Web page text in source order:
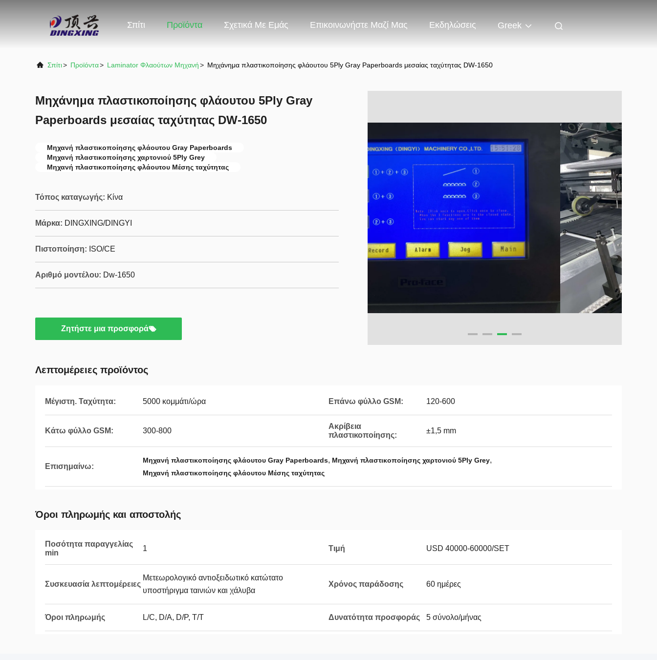
Σπίτι Προϊόντα Σχετικά Με Εμάς Επικοινωνήστε Μαζί Μας Εκδηλώσεις Greek
Σπίτι> Προϊόντα> Laminator Φλαούτων Μηχανή> Μηχάνημα πλαστικοποίησης φλάουτου 5Ply Gray Paperboards μεσαίας ταχύτητας DW-1650
Μηχάνημα πλαστικοποίησης φλάουτου 5Ply Gray
Paperboards μεσαίας ταχύτητας DW-1650
Μηχανή πλαστικοποίησης φλάουτου Gray Paperboards
Μηχανή πλαστικοποίησης χαρτονιού 5Ply Grey
Μηχανή πλαστικοποίησης φλάουτου Μέσης ταχύτητας
Τόπος καταγωγής: Κίνα
Μάρκα: DINGXING/DINGYI
Πιστοποίηση: ISO/CE
Αριθμό μοντέλου: Dw-1650
Ζητήστε μια προσφορά
Λεπτομέρειες προϊόντος
Μέγιστη. Ταχύτητα: 5000 κομμάτι/ώρα Επάνω φύλλο GSM: 120-600
Κάτω φύλλο GSM: 300-800
Ακρίβεια
πλαστικοποίησης:
±1,5 mm
Επισημαίνω:
Μηχανή πλαστικοποίησης φλάουτου Gray Paperboards, Μηχανή πλαστικοποίησης χαρτονιού 5Ply Grey,
Μηχανή πλαστικοποίησης φλάουτου Μέσης ταχύτητας
Όροι πληρωμής και αποστολής
Ποσότητα παραγγελίας
min
1 Τιμή USD 40000-60000/SET
Συσκευασία λεπτομέρειες
Μετεωρολογικό αντιοξειδωτικό κατώτατο
υποστήριγμα ταινιών και χάλυβα
Χρόνος παράδοσης 60 ημέρες
Όροι πληρωμής L/C, D/A, D/P, T/T Δυνατότητα προσφοράς 5 σύνολο/μήνας